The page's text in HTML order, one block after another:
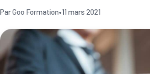
Par Goo Formation•11 mars 2021